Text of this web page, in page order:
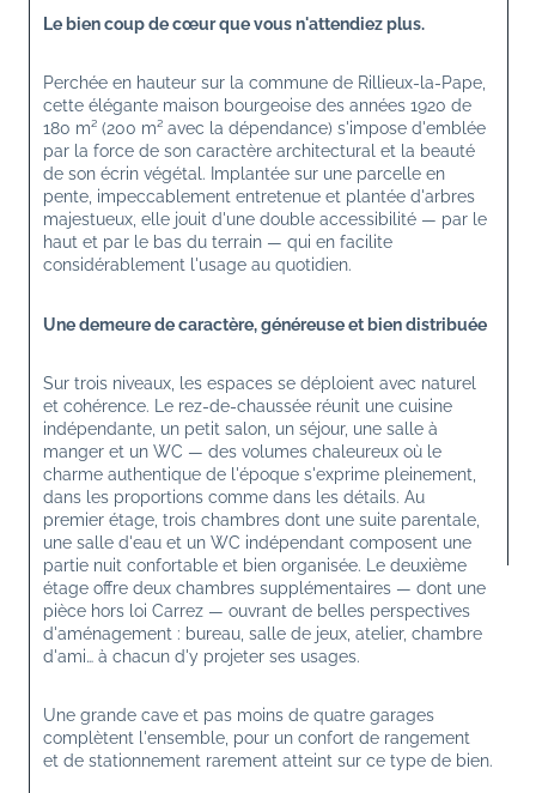
Le bien coup de cœur que vous n'attendiez plus.
Perchée en hauteur sur la commune de Rillieux-la-Pape,
cette élégante maison bourgeoise des années 1920 de
180 m² (200 m² avec la dépendance) s'impose d'emblée
par la force de son caractère architectural et la beauté
de son écrin végétal. Implantée sur une parcelle en
pente, impeccablement entretenue et plantée d'arbres
majestueux, elle jouit d'une double accessibilité — par le
haut et par le bas du terrain — qui en facilite
considérablement l'usage au quotidien.
Une demeure de caractère, généreuse et bien distribuée
Sur trois niveaux, les espaces se déploient avec naturel
et cohérence. Le rez-de-chaussée réunit une cuisine
indépendante, un petit salon, un séjour, une salle à
manger et un WC — des volumes chaleureux où le
charme authentique de l'époque s'exprime pleinement,
dans les proportions comme dans les détails. Au
premier étage, trois chambres dont une suite parentale,
une salle d'eau et un WC indépendant composent une
partie nuit confortable et bien organisée. Le deuxième
étage offre deux chambres supplémentaires — dont une
pièce hors loi Carrez — ouvrant de belles perspectives
d'aménagement : bureau, salle de jeux, atelier, chambre
d'ami… à chacun d'y projeter ses usages.
Une grande cave et pas moins de quatre garages
complètent l'ensemble, pour un confort de rangement
et de stationnement rarement atteint sur ce type de bien.